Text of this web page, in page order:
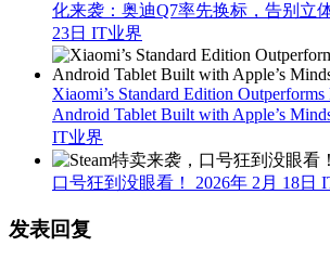
化来袭：奥迪Q7率先换标，告别立
23日 IT业界
Xiaomi’s Standard Edition Outperforms
Android Tablet Built with Apple’s
IT业界
口号狂到没眼看！ 2026年 2月 18日
发表回复